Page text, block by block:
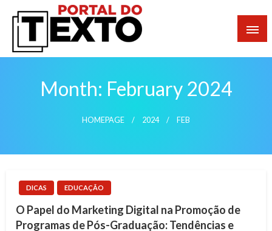
Month: February 2024
HOMEPAGE 2024 FEB
DICAS EDUCAÇÃO
O Papel do Marketing Digital na Promoção de
Programas de Pós-Graduação: Tendências e